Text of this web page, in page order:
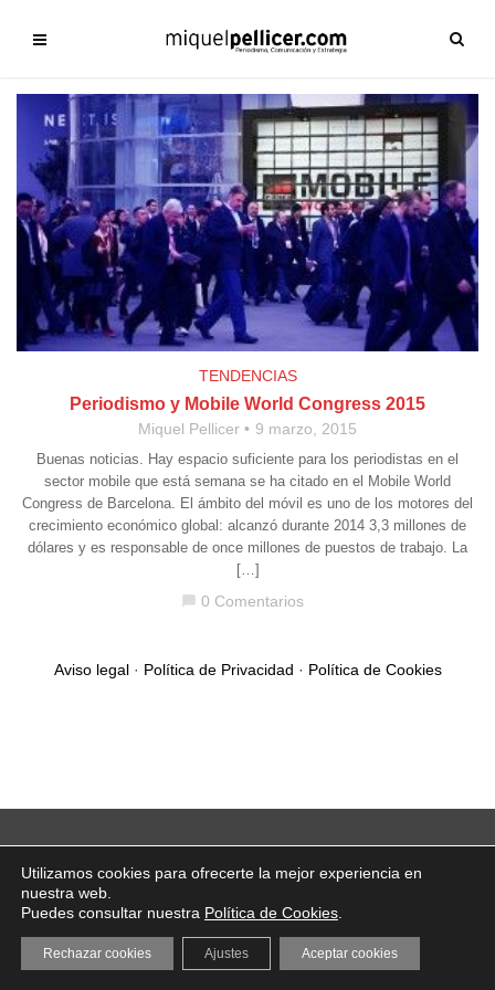
TENDENCIAS
Periodismo y Mobile World Congress 2015
Miquel Pellicer 9 marzo, 2015
Buenas noticias. Hay espacio suficiente para los periodistas en el
sector mobile que está semana se ha citado en el Mobile World
Congress de Barcelona. El ámbito del móvil es uno de los motores del
crecimiento económico global: alcanzó durante 2014 3,3 millones de
dólares y es responsable de once millones de puestos de trabajo. La
[…]
0 Comentarios
Aviso legal· Política de Privacidad · Política de Cookies
Utilizamos cookies para ofrecerte la mejor experiencia en
nuestra web.
Puedes consultar nuestra Política de Cookies
Aceptar cookies
Rechazar cookies Ajustes